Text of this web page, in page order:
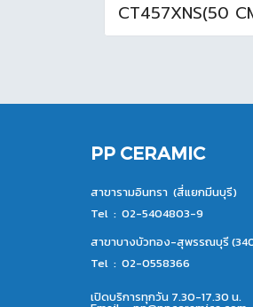
PP CERAMIC
สาขารามอินทรา (สี่แยกมีนบุรี)
Tel : 02-5404803-9
สาขาบางบัวทอง-สุพรรณบุรี
Tel : 02-0558366
เปิดบริการทุกวัน 7.30-17.30 น.